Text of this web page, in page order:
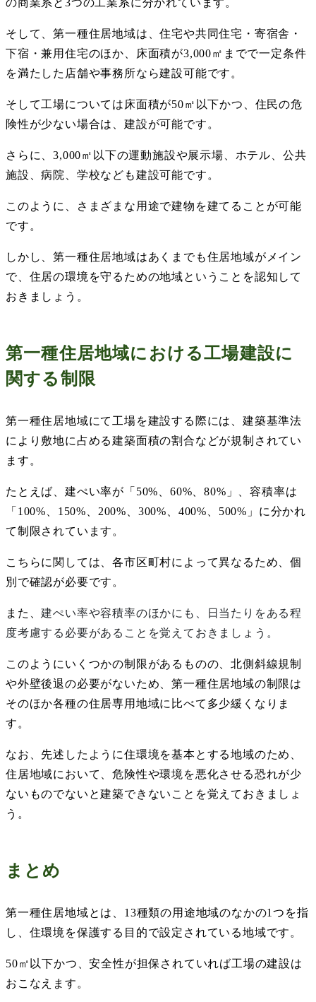
そして、第一種住居地域は、住宅や共同住宅・寄宿舎・
下宿・兼用住宅のほか、床面積が3,000㎡までで一定条件
を満たした店舗や事務所なら建設可能です。
そして工場については床面積が50㎡以下かつ、住民の危
険性が少ない場合は、建設が可能です。
さらに、3,000㎡以下の運動施設や展示場、ホテル、公共
施設、病院、学校なども建設可能です。
このように、さまざまな用途で建物を建てることが可能
です。
しかし、第一種住居地域はあくまでも住居地域がメイン
で、住居の環境を守るための地域ということを認知して
おきましょう。
第一種住居地域における工場建設に
関する制限
第一種住居地域にて工場を建設する際には、建築基準法
により敷地に占める建築面積の割合などが規制されてい
ます。
たとえば、建ぺい率が「 50% 、60% 、80% 」、容積率は
「 100% 150% 200% 300% 400% 500% 」に分かれ
て制限されています。
こちらに関しては、各市区町村によって異なるため、個
別で確認が必要です。
また、建ぺい率や容積率のほかにも、日当たりをある程
度考慮する必要があることを覚えておきましょう。
このようにいくつかの制限があるものの、北側斜線規制
や外壁後退の必要がないため、第一種住居地域の制限は
そのほか各種の住居専用地域に比べて多少緩くなりま
す。
なお、先述したように住環境を基本とする地域のため、
住居地域において、危険性や環境を悪化させる恐れが少
ないものでないと建築できないことを覚えておきましょ
う。
まとめ
第一種住居地域とは、 13種類の用途地域のなかの1つを指
し、住環境を保護する目的で設定されている地域です。
50㎡以下かつ、安全性が担保されていれば工場の建設は
おこなえます。